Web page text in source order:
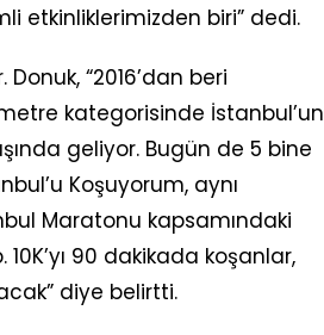
etkinliklerimizden biri” dedi.
“2016’dan beri
kategorisinde İstanbul’un
geliyor. Bugün de 5 bine
Koşuyorum, aynı
Maratonu kapsamındaki
90 dakikada koşanlar,
diye belirtti.